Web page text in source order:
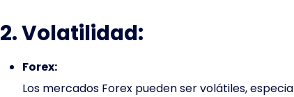
2. Volatilidad:
Forex:
Los mercados Forex pueden ser volátiles,